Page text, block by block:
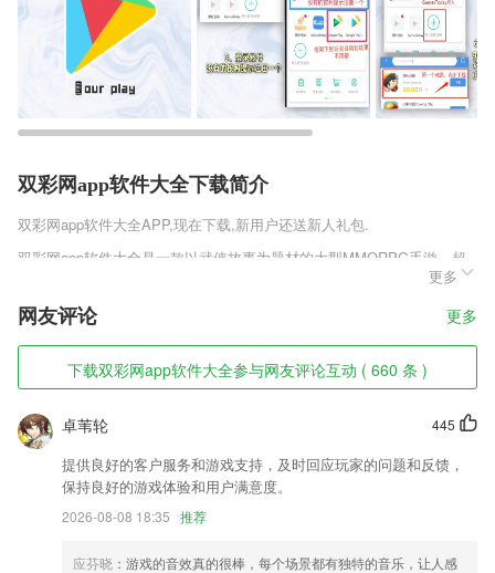
双彩网app软件大全下载简介
双彩网app软件大全APP,现在下载,新用户还送新人礼包.
双彩网app软件大全是一款以武侠故事为题材的大型MMORPG手游，超
清细腻的游戏画面，融合了多种武侠故事情节，多元化的发展路线，在这
里你可以体验到成为武侠剑客的快乐，雪刀恩仇录首发版v1.0.1各种各样
的武侠秘籍任你学习提升自己的实力，海量的游戏副本，玩家可以自由的
挑战。获得丰厚的物资奖励。
双彩网app软件大全软件特色
1,各种工具均免费提供，还有十分多样化的滤镜、贴纸和特效等。
2,口型对发音更标准，每个字母配有发音演示视频
3,乡村趣味、体验菜单、共享田地、农旅地图、乡村印象；
4,便民资讯升级改版
更多
网友评论 更多
下载双彩网app软件大全参与网友评论互动 ( 660 条 )
445
卓苇轮
提供良好的客户服务和游戏支持，及时回应玩家的问题和反馈，
保持良好的游戏体验和用户满意度。
2026-08-08 18:35 推荐
应芬晓 ：游戏的音效真的很棒，每个场景都有独特的音乐，让人感